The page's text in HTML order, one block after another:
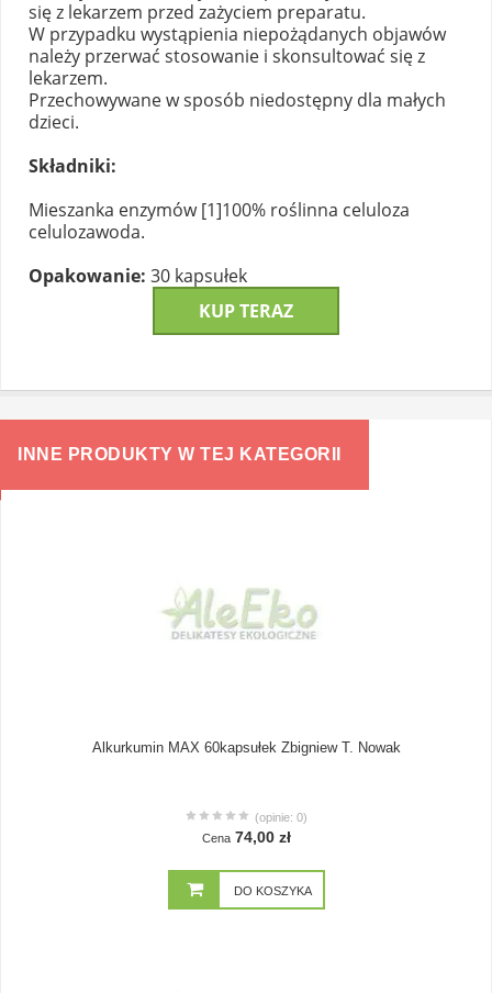
się z lekarzem przed zażyciem preparatu.
W przypadku wystąpienia niepożądanych objawów
należy przerwać stosowanie i skonsultować się z
lekarzem.
Przechowywane w sposób niedostępny dla małych
dzieci.
Składniki:
Mieszanka enzymów [1]100% roślinna celuloza
celulozawoda.
Opakowanie: 30 kapsułek
KUP TERAZ
INNE PRODUKTY W TEJ KATEGORII
Alkurkumin MAX 60kapsułek Zbigniew T. Nowak
(opinie: 0)
Cena 74,00 zł
DO KOSZYKA